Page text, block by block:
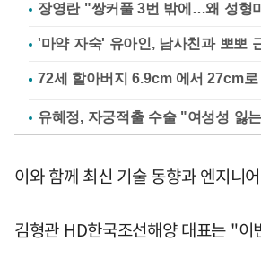
장영란 "쌍커풀 3번 밖에…왜 성형
'마약 자숙' 유아인, 남사친과 뽀뽀
유혜정, 자궁적출 수술 "여성성 잃
이와 함께 최신 기술 동향과 엔지니
김형관 HD한국조선해양 대표는 "